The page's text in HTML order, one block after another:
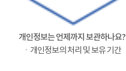
개인정보는 언제까지 보관하나요?
ㆍ개인정보의 처리 및 보유 기간